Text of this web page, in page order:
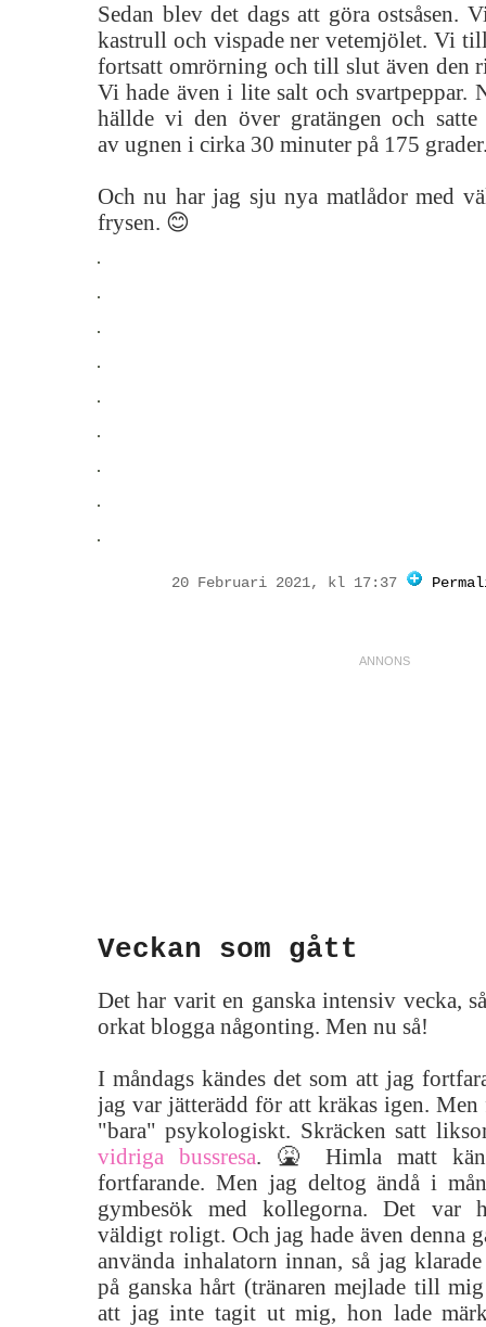
Sedan blev det dags att göra ostsåsen.
kastrull och vispade ner vetemjölet. Vi
fortsatt omrörning och till slut även den
Vi hade även i lite salt och svartpeppar.
hällde vi den över gratängen och
av ugnen i cirka 30 minuter på 175
Och nu har jag sju nya matlådor med
frysen. 😊
20 Februari 2021, kl 17:37
Veckan som gått
Det har varit en ganska intensiv vecka,
orkat blogga någonting. Men nu så!
I måndags kändes det som att jag
jag var jätterädd för att kräkas igen.
"bara" psykologiskt. Skräcken satt
vidriga bussresa. 🤮 Himla matt
fortfarande. Men jag deltog ändå i
gymbesök med kollegorna. Det var
väldigt roligt. Och jag hade även denna
använda inhalatorn innan, så jag
på ganska hårt (tränaren mejlade till
att jag inte tagit ut mig, hon lade